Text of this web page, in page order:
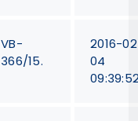
VB-
366/15.
2016-
04